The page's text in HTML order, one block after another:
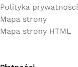
Polityka prywatności
Mapa strony
Mapa strony HTML